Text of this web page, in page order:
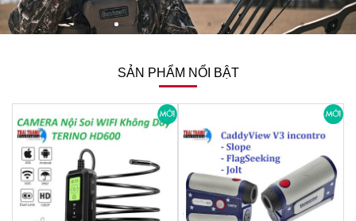
SẢN PHẨM NỔI BẬT